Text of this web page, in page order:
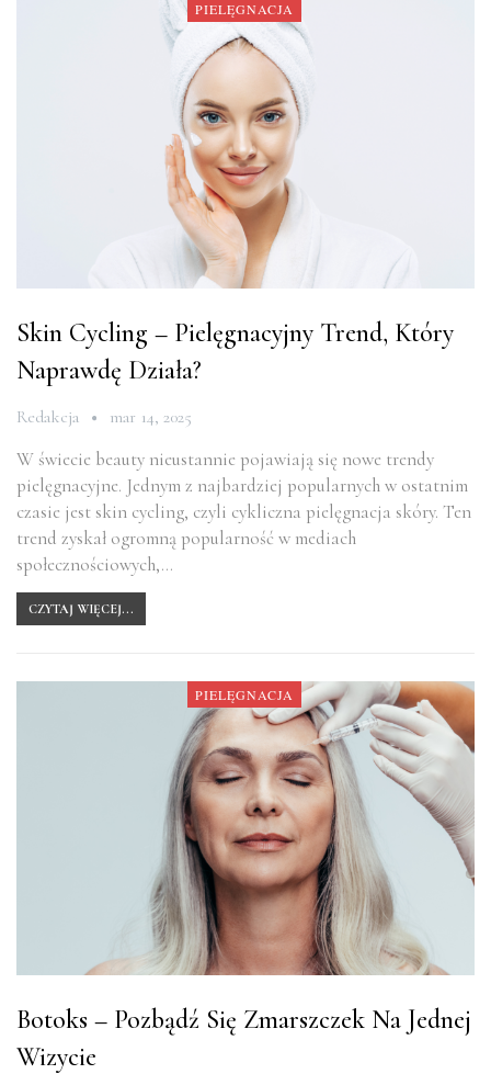
PIELĘGNACJA
Skin Cycling – Pielęgnacyjny Trend, Który
Naprawdę Działa?
Redakcja mar 14, 2025
W świecie beauty nieustannie pojawiają się nowe trendy
pielęgnacyjne. Jednym z najbardziej popularnych w ostatnim
czasie jest skin cycling, czyli cykliczna pielęgnacja skóry. Ten
trend zyskał ogromną popularność w mediach
społecznościowych,…
CZYTAJ WIĘCEJ...
PIELĘGNACJA
Botoks – Pozbądź Się Zmarszczek Na Jednej
Wizycie